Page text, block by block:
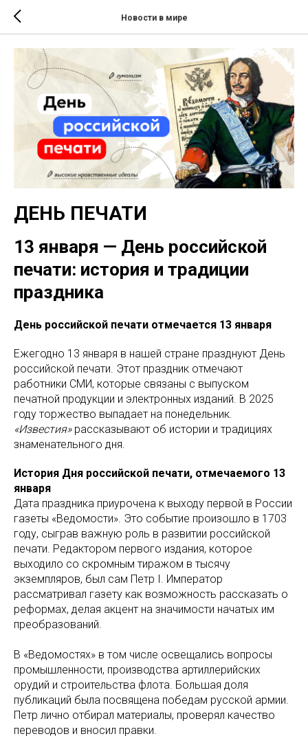
Новости в мире
ДЕНЬ ПЕЧАТИ
13 января — День российской
печати: история и традиции
праздника
День российской печати отмечается 13 января
Ежегодно 13 января в нашей стране празднуют День
российской печати. Этот праздник отмечают
работники СМИ, которые связаны с выпуском
печатной продукции и электронных изданий. В 2025
году торжество выпадает на понедельник.
«Известия»рассказывают об истории и традициях
знаменательного дня.
История Дня российской печати, отмечаемого 13
января
Дата праздника приурочена к выходу первой в России
газеты «Ведомости». Это событие произошло в 1703
году, сыграв важную роль в развитии российской
печати. Редактором первого издания, которое
выходило со скромным тиражом в тысячу
экземпляров, был сам Петр I. Император
рассматривал газету как возможность рассказать о
реформах, делая акцент на значимости начатых им
преобразований.
В «Ведомостях» в том числе освещались вопросы
промышленности, производства артиллерийских
орудий и строительства флота. Большая доля
публикаций была посвящена победам русской армии.
Петр лично отбирал материалы, проверял качество
переводов и вносил правки.